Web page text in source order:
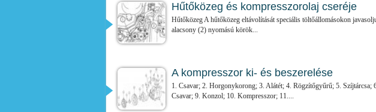
Hűtőközeg és kompresszorolaj cseréje
Hűtőközeg A hűtőközeg eltávolítását speciális töltőállomásokon
alacsony (2) nyomású körök...
A kompresszor ki- és beszerelése
1. Csavar; 2. Horgonykorong; 3. Alátét; 4. Rögzítőgyűrű; 5. Szíjtárcsa;
Csavar; 9. Konzol; 10. Kompresszor; 11....